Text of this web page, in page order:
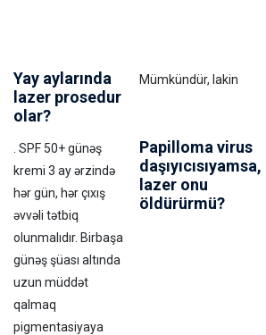
Yay aylarında
lazer prosedur
olar?
Mümkündür, lakin
. SPF 50+ günəş
kremi 3 ay ərzində
hər gün, hər çıxış
əvvəli tətbiq
olunmalıdır. Birbaşa
günəş şüası altında
uzun müddət
qalmaq
pigmentasiyaya
Papilloma virus
daşıyıcısıyamsa,
lazer onu
öldürürmü?